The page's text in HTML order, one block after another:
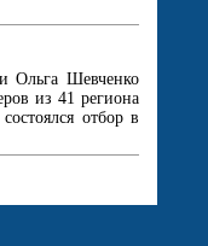
Ольга Шевченко
из 41 региона
отбор в